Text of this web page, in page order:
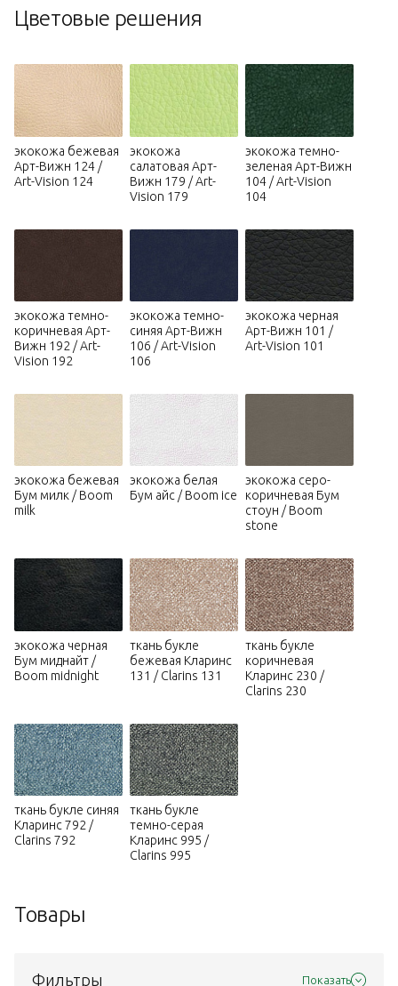
Цветовые решения
экокожа бежевая
Арт-Вижн 124 /
Art-Vision 124
экокожа
салатовая Арт-
Вижн 179 / Art-
Vision 179
экокожа темно-
зеленая Арт-Вижн
104 / Art-Vision
104
экокожа темно-
коричневая Арт-
Вижн 192 / Art-
Vision 192
экокожа темно-
синяя Арт-Вижн
106 / Art-Vision
106
экокожа черная
Арт-Вижн 101 /
Art-Vision 101
экокожа бежевая
Бум милк / Boom
milk
экокожа белая
Бум айс / Boom ice
экокожа серо-
коричневая Бум
стоун / Boom
stone
экокожа черная
Бум миднайт /
Boom midnight
ткань букле
бежевая Кларинс
131 / Clarins 131
ткань букле
коричневая
Кларинс 230 /
Clarins 230
ткань букле синяя
Кларинс 792 /
Clarins 792
ткань букле
темно-серая
Кларинс 995 /
Clarins 995
Товары
Фильтры Показать